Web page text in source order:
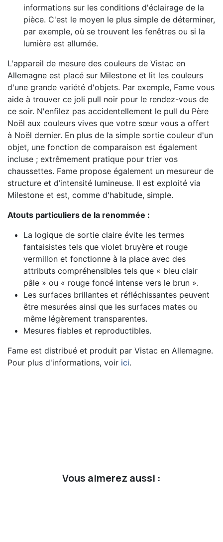
informations sur les conditions d'éclairage de la
pièce. C'est le moyen le plus simple de déterminer,
par exemple, où se trouvent les fenêtres ou si la
lumière est allumée.
L'appareil de mesure des couleurs de Vistac en
Allemagne est placé sur Milestone et lit les couleurs
d'une grande variété d'objets. Par exemple, Fame vous
aide à trouver ce joli pull noir pour le rendez-vous de
ce soir. N'enfilez pas accidentellement le pull du Père
Noël aux couleurs vives que votre sœur vous a offert
à Noël dernier. En plus de la simple sortie couleur d'un
objet, une fonction de comparaison est également
incluse ; extrêmement pratique pour trier vos
chaussettes. Fame propose également un mesureur de
structure et d’intensité lumineuse. Il est exploité via
Milestone et est, comme d'habitude, simple.
Atouts particuliers de la renommée :
La logique de sortie claire évite les termes
fantaisistes tels que violet bruyère et rouge
vermillon et fonctionne à la place avec des
attributs compréhensibles tels que « bleu clair
pâle » ou « rouge foncé intense vers le brun ».
Les surfaces brillantes et réfléchissantes peuvent
être mesurées ainsi que les surfaces mates ou
même légèrement transparentes.
Mesures fiables et reproductibles.
Fame est distribué et produit par Vistac en Allemagne.
Pour plus d'informations, voir ici.
Vous aimerez aussi :